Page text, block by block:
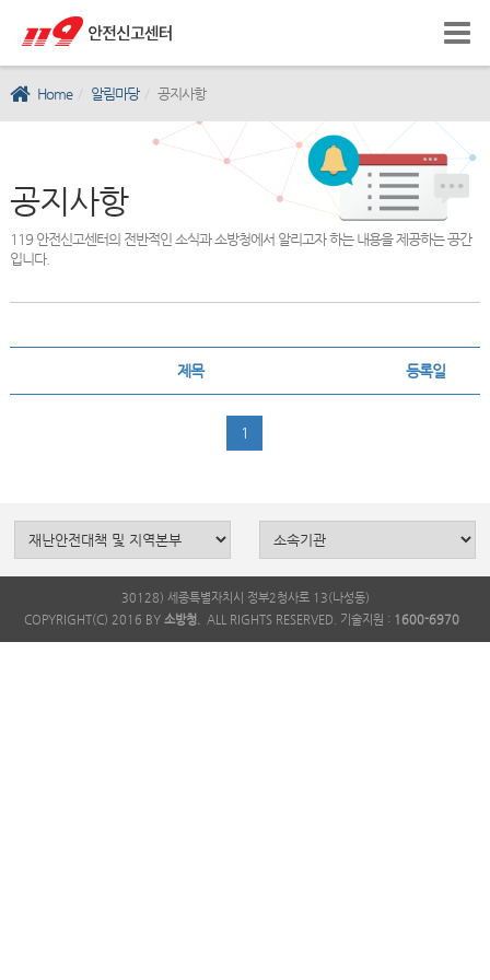
Home 알림마당 공지사항
공지사항
119 안전신고센터의 전반적인 소식과 소방청에서 알리고자 하는 내용을 제공하는 공간
입니다.
제목 등록일
1
30128) 세종특별자치시 정부2청사로 13(나성동)
COPYRIGHT(C) 2016 BY 소방청. ALL RIGHTS RESERVED. 기술지원 : 1600-6970